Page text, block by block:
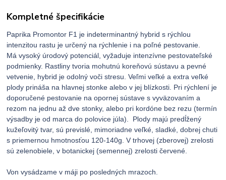
Kompletné špecifikácie
Paprika Promontor F1 je indeterminantný hybrid s rýchlou
intenzitou rastu je určený na rýchlenie i na poľné pestovanie.
Má vysoký úrodový potenciál, vyžaduje intenzívne pestovateľské
podmienky. Rastliny tvoria mohutnú koreňovú sústavu a pevné
vetvenie, hybrid je odolný voči stresu. Veľmi veľké a extra veľké
plody prináša na hlavnej stonke alebo v jej blízkosti. Pri rýchlení je
doporučené pestovanie na opornej sústave s vyväzovaním a
rezom na jednu až dve stonky, alebo pri kordóne bez rezu (termín
výsadby je od marca do polovice júla). Plody majú predĺžený
kužeľovitý tvar, sú previslé, mimoriadne veľké, sladké, dobrej chuti
s priemernou hmotnosťou 120-140g. V trhovej (zberovej) zrelosti
sú zelenobiele, v botanickej (semennej) zrelosti červené.
Von vysádzame v máji po posledných mrazoch.